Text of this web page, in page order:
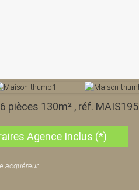
pièces 130m² , réf. MAIS195
Agence Inclus (*)
acquéreur.